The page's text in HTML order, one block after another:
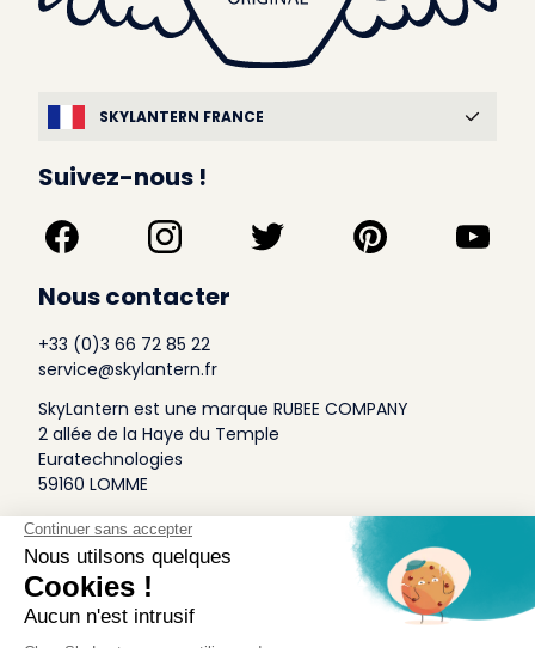
SKYLANTERN FRANCE
Suivez-nous !
Nous contacter
+33 (0)3 66 72 85 22
service@skylantern.fr
SkyLantern est une marque RUBEE COMPANY
2 allée de la Haye du Temple
Euratechnologies
59160 LOMME
A Propos
Qui sommes-nous
Conditions générales de Vente